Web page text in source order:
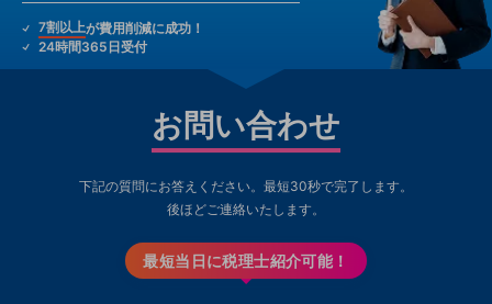
7割以上が費用削減に成功！
24時間365日受付
お問い合わせ
下記の質問にお答えください。最短30秒で完了します。
後ほどご連絡いたします。
最短当日に税理士紹介可能！